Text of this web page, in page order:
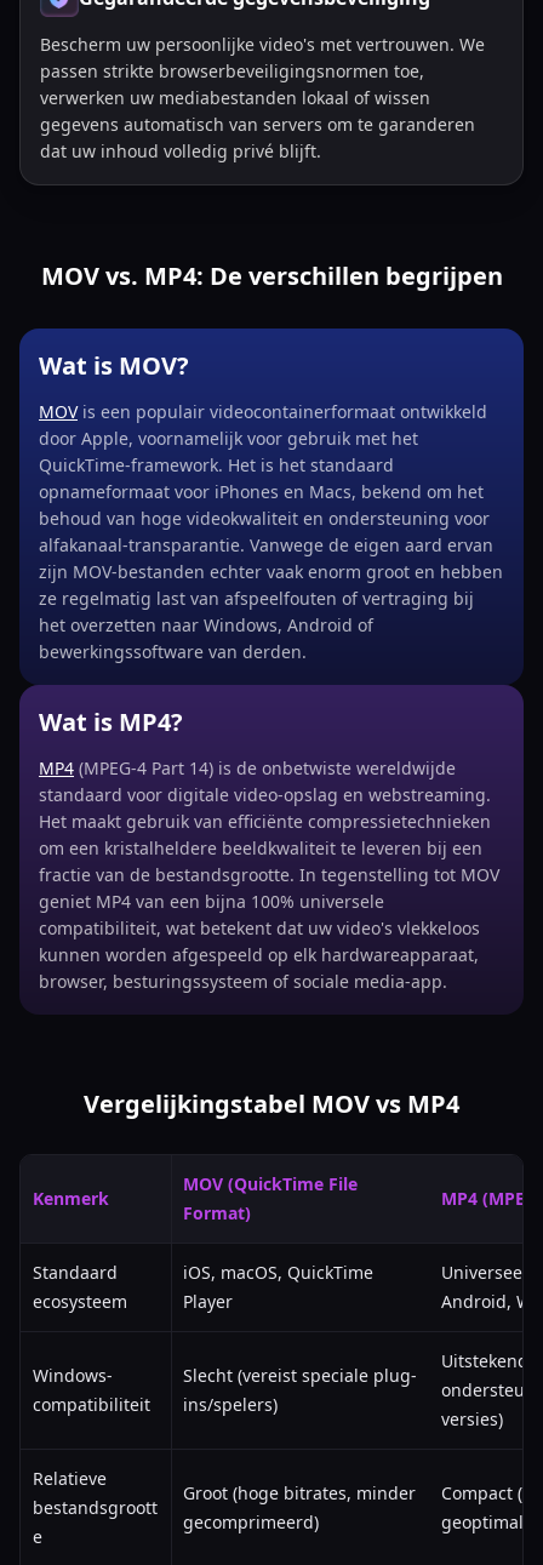
Bescherm uw persoonlijke video's met vertrouwen. We
passen strikte browserbeveiligingsnormen toe,
verwerken uw mediabestanden lokaal of wissen
gegevens automatisch van servers om te garanderen
dat uw inhoud volledig privé blijft.
MOV vs. MP4: De verschillen begrijpen
Wat is MOV?
MOVis een populair videocontainerformaat ontwikkeld
door Apple, voornamelijk voor gebruik met het
QuickTime-framework. Het is het standaard
opnameformaat voor iPhones en Macs, bekend om het
behoud van hoge videokwaliteit en ondersteuning voor
alfakanaal-transparantie. Vanwege de eigen aard ervan
zijn MOV-bestanden echter vaak enorm groot en hebben
ze regelmatig last van afspeelfouten of vertraging bij
het overzetten naar Windows, Android of
bewerkingssoftware van derden.
Wat is MP4?
MP4 (MPEG-4 Part 14) is de onbetwiste wereldwijde
standaard voor digitale video-opslag en webstreaming.
Het maakt gebruik van efficiënte compressietechnieken
om een kristalheldere beeldkwaliteit te leveren bij een
fractie van de bestandsgrootte. In tegenstelling tot MOV
geniet MP4 van een bijna 100% universele
compatibiliteit, wat betekent dat uw video's vlekkeloos
kunnen worden afgespeeld op elk hardwareapparaat,
browser, besturingssysteem of sociale media-app.
Vergelijkingstabel MOV vs MP4
Kenmerk
MOV (QuickTime File
Format)
MP4
Standaard
ecosysteem
iOS, macOS, QuickTime
Player
Universeel
Android,
Windows-
compatibiliteit
Slecht (vereist speciale plug-
ins/spelers)
Uitstekend
versies)
Relatieve
bestandsgroott
e
Groot (hoge bitrates, minder
gecomprimeerd)
Compact